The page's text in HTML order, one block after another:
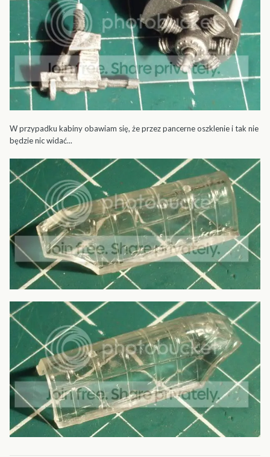
W przypadku kabiny obawiam się, że przez pancerne oszklenie i tak nie
będzie nic widać...